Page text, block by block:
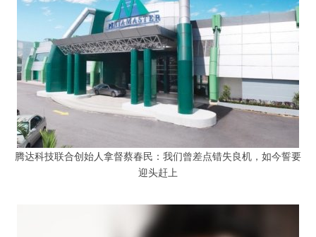
腾达科技联合创始人拿督蔡春民：我们曾差点错失良机，如今誓要
迎头赶上